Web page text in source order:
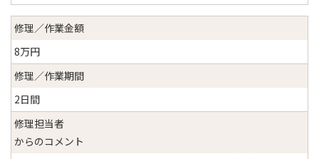
修理／作業金額
8万円
修理／作業期間
2日間
修理担当者
からのコメント